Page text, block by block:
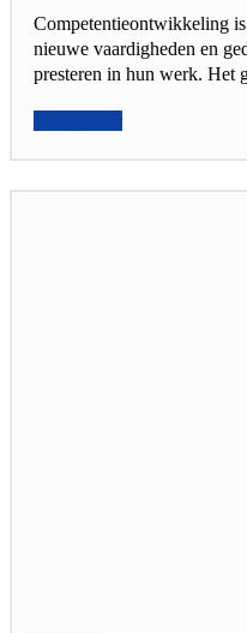
Competentieontwikkeling
nieuwe vaardigheden en
presteren in hun werk. Het